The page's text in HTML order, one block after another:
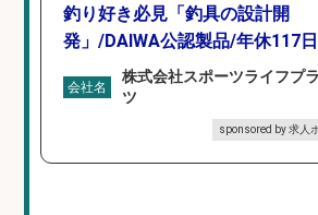
釣り好き必見「釣具の設計開
発」/DAIWA公認製品/年休117日
会社名
株式会社スポーツライフプ
ツ
sponsored by 求人